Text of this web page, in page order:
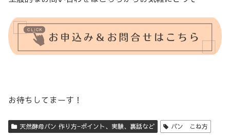
お待ちしてまーす！
天然酵母パン 作り方−ポイント、実験、裏話など パン こね方